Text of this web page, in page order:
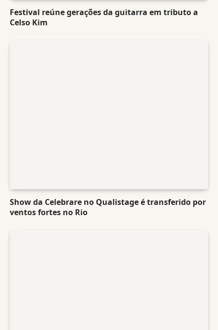
Festival reúne gerações da guitarra em tributo a
Celso Kim
Show da Celebrare no Qualistage é transferido por
ventos fortes no Rio